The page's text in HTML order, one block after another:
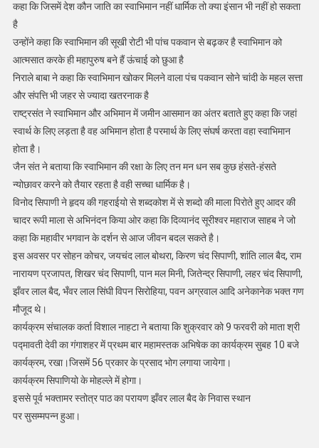
कहा कि जिसमें देश कौन जाति का स्वाभिमान नहीं धार्मिक तो क्या इंसान भी नहीं हो सकता
है
उन्होंने कहा कि स्वाभिमान की सूखी रोटी भी पांच पकवान से बढ़कर है स्वाभिमान को
आत्मसात करके ही महापुरुष बने हैं ऊंचाई को छुआ है
निराले बाबा ने कहा कि स्वाभिमान खोकर मिलने वाला पंच पकवान सोने चांदी के महल सत्ता
और संपत्ति भी जहर से ज्यादा खतरनाक है
राष्ट्रसंत ने स्वाभिमान और अभिमान में जमीन आसमान का अंतर बताते हुए कहा कि जहां
स्वार्थ के लिए लड़ता है वह अभिमान होता है परमार्थ के लिए संघर्ष करता वहा स्वाभिमान
होता है।
जैन संत ने बताया कि स्वाभिमान की रक्षा के लिए तन मन धन सब कुछ हंसते-हंसते
न्योछावर करने को तैयार रहता है वही सच्चा धार्मिक है।
विनोद सिपाणी ने हृदय की गहराईयो से शब्दकोश में से शब्दो की माला पिरोते हुए आदर की
चादर रूपी माला से अभिनंदन किया ओर कहा कि दिव्यानंद सूरीश्वर महाराज साहब ने जो
कहा कि महावीर भगवान के दर्शन से आज जीवन बदल सकते है।
इस अवसर पर सोहन कोचर, जयचंद लाल बोथरा, किरण चंद सिपाणी, शांति लाल बैद, राम
नारायण प्रजापत, शिखर चंद सिपाणी, पान मल मिनी, जितेन्द्र सिपाणी, लहर चंद सिपाणी,
झँवर लाल बैद, भँवर लाल सिंघी विपन सिरोहिया, पवन अग्रवाल आदि अनेकानेक भक्त गण
मौजूद थे।
कार्यक्रम संचालक कर्ता विशाल नाहटा ने बताया कि शुक्रवार को 9 फरवरी को माता श्री
पद्मावती देवी का गंगाशहर में प्रथम बार महामस्तक अभिषेक का कार्यक्रम सुबह 10 बजे
कार्यक्रम, रखा।जिसमें 56 प्रकार के प्रसाद भोग लगाया जायेगा।
कार्यक्रम सिपाणियो के मोहल्ले में होगा।
इससे पूर्व भक्तामर स्तोत्र पाठ का परायण झँवर लाल बैद के निवास स्थान
पर सुसम्मपन्न हुआ।